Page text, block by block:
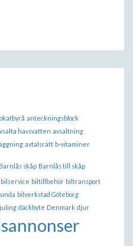
anteckningsblock
havsvatten avsaltning
avtalsrätt b-vitaminer
Barnlås skåp Barnlås till skåp
bilservice biltillbehör biltransport
bilverkstad Göteborg
däckbyte Denmark djur